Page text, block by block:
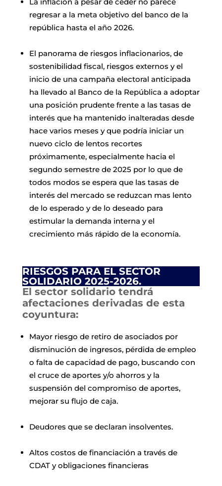
La inflación a pesar de ceder no parece
regresar a la meta objetivo del banco de la
república hasta el año 2026.
El panorama de riesgos inflacionarios, de
sostenibilidad fiscal, riesgos externos y el
inicio de una campaña electoral anticipada
ha llevado al Banco de la República a adoptar
una posición prudente frente a las tasas de
interés que ha mantenido inalteradas desde
hace varios meses y que podría iniciar un
nuevo ciclo de lentos recortes
próximamente, especialmente hacia el
segundo semestre de 2025 por lo que de
todos modos se espera que las tasas de
interés del mercado se reduzcan mas lento
de lo esperado y de lo deseado para
estimular la demanda interna y el
crecimiento más rápido de la economía.
RIESGOS PARA EL SECTOR
SOLIDARIO 2025-2026.
El sector solidario tendrá
afectaciones derivadas de esta
coyuntura:
Mayor riesgo de retiro de asociados por
disminución de ingresos, pérdida de empleo
o falta de capacidad de pago, buscando con
el cruce de aportes y/o ahorros y la
suspensión del compromiso de aportes,
mejorar su flujo de caja.
Deudores que se declaran insolventes.
Altos costos de financiación a través de
CDAT y obligaciones financieras